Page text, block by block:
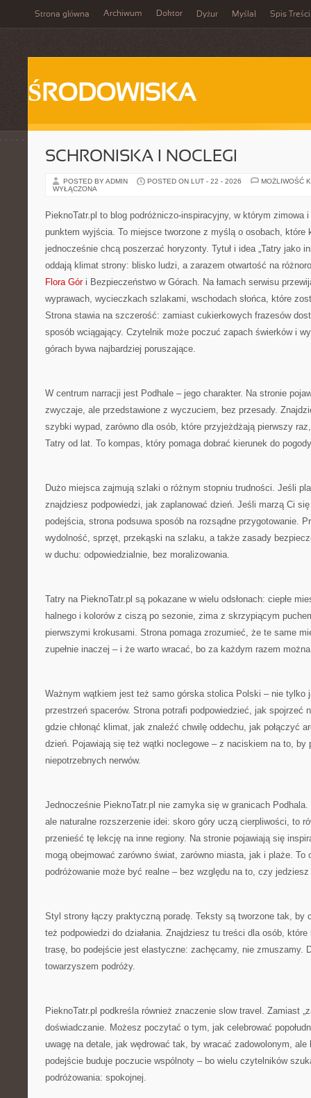
Strona główna Archiwum Doktor Dyżur Myślał Spis Treści
ŚRODOWISKA
SCHRONISKA I NOCLEGI
POSTED BY ADMIN POSTED ON LUT - 22 - 2026
MOŻLIWOŚĆ
WYŁĄCZONA
PieknoTatr.pl to blog podróżniczo-inspiracyjny, w którym zimowa
punktem wyjścia. To miejsce tworzone z myślą o osobach, które
jednocześnie chcą poszerzać horyzonty. Tytuł i idea „Tatry jako
oddają klimat strony: blisko ludzi, a zarazem otwartość na
Flora Góri Bezpieczeństwo w Górach. Na łamach serwisu
wyprawach, wycieczkach szlakami, wschodach słońca, które
Strona stawia na szczerość: zamiast cukierkowych frazesów
sposób wciągający. Czytelnik może poczuć zapach świerków i
górach bywa najbardziej poruszające.
W centrum narracji jest Podhale – jego charakter. Na stronie
zwyczaje, ale przedstawione z wyczuciem, bez przesady.
szybki wypad, zarówno dla osób, które przyjeżdżają pierwszy
Tatry od lat. To kompas, który pomaga dobrać kierunek do
Dużo miejsca zajmują szlaki o różnym stopniu trudności. Jeśli
znajdziesz podpowiedzi, jak zaplanować dzień. Jeśli marzą Ci
podejścia, strona podsuwa sposób na rozsądne przygotowanie.
wydolność, sprzęt, przekąski na szlaku, a także zasady
w duchu: odpowiedzialnie, bez moralizowania.
Tatry na PieknoTatr.pl są pokazane w wielu odsłonach: ciepłe
halnego i kolorów z ciszą po sezonie, zima z skrzypiącym
pierwszymi krokusami. Strona pomaga zrozumieć, że te same
zupełnie inaczej – i że warto wracać, bo za każdym razem
Ważnym wątkiem jest też samo górska stolica Polski – nie tylko
przestrzeń spacerów. Strona potrafi podpowiedzieć, jak spojrzeć
gdzie chłonąć klimat, jak znaleźć chwilę oddechu, jak połączyć
dzień. Pojawiają się też wątki noclegowe – z naciskiem na to, by
niepotrzebnych nerwów.
Jednocześnie PieknoTatr.pl nie zamyka się w granicach Podhala.
ale naturalne rozszerzenie idei: skoro góry uczą cierpliwości, to
przenieść tę lekcję na inne regiony. Na stronie pojawiają się
mogą obejmować zarówno świat, zarówno miasta, jak i plaże. To
podróżowanie może być realne – bez względu na to, czy
Styl strony łączy praktyczną poradę. Teksty są tworzone tak, by
też podpowiedzi do działania. Znajdziesz tu treści dla osób,
trasę, bo podejście jest elastyczne: zachęcamy, nie zmuszamy.
towarzyszem podróży.
PieknoTatr.pl podkreśla również znaczenie slow travel. Zamiast
doświadczanie. Możesz poczytać o tym, jak celebrować
uwagę na detale, jak wędrować tak, by wracać zadowolonym, ale
podejście buduje poczucie wspólnoty – bo wielu czytelników
podróżowania: spokojnej.